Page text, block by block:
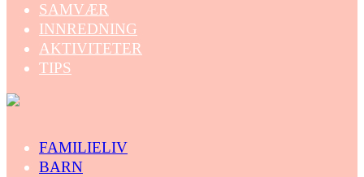
SAMVÆR
INNREDNING
AKTIVITETER
TIPS
FAMILIELIV
BARN